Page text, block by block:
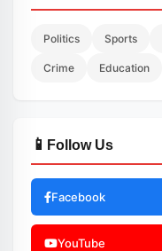
Politics Sports
Crime Education
📱 Follow Us
Facebook
YouTube